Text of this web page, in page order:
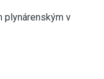
plynárenským v